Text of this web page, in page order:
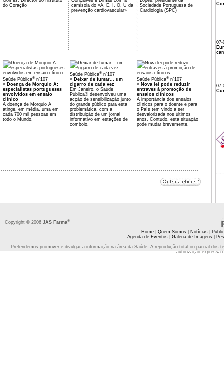
do Coração
camisola do «A, E, I, O, U da
prevenção cardiovascular»
Sociedade Portuguesa de
Cardiologia (SPC)
Saúde Pública® nº107
» Doença de Morquio A:
especialistas portugueses
envolvidos em ensaio
clínico
A doença de Morquio A
atinge, em média, uma em
cada 700 mil pessoas em
todo o Mundo.
Saúde Pública® nº107
» Deixar de fumar... um
cigarro de cada vez
Em Janeiro, o Saúde
Pública® desenvolveu uma
acção de sensibilização junto
do grande público para esta
problemática, com a
distribuição de um jornal
informativo em estações de
comboio.
Saúde Pública® nº107
» Nova lei pode reduzir
entraves à promoção de
ensaios clínicos
A importância dos ensaios
clínicos para o doente e para
o País tem vindo a ser
desvalorizada nos últimos
anos. Contudo, esta situação
pode mudar brevemente.
07-
07-
Copyright © 2006 JAS Farma®
Home| Quem Somos| Notícias|
Agenda de Eventos| Galeria de Imagens|
Pretendemos promover e divulgar a informação na área da Saúde. A reprodução total ou parcial
autorização expressa